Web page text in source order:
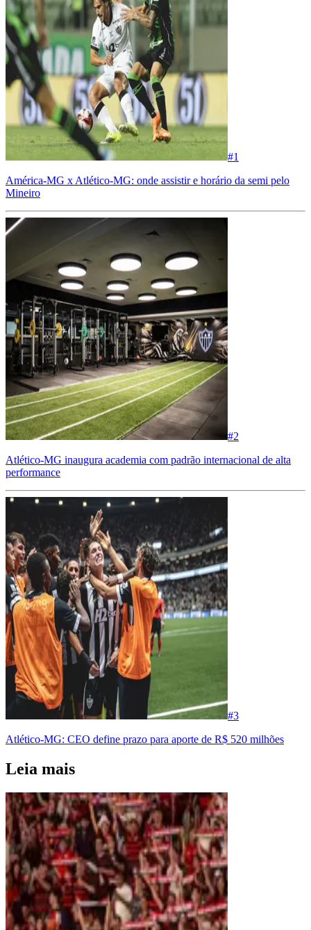
#1
América-MG x Atlético-MG: onde assistir e horário da semi pelo
Mineiro
#2
Atlético-MG inaugura academia com padrão internacional de alta
performance
#3
Atlético-MG: CEO define prazo para aporte de R$ 520 milhões
Leia mais